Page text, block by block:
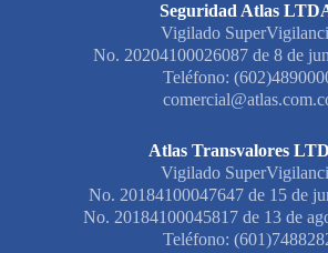
Seguridad Atlas
Vigilado
No. 20204100026087 de 8 de
Teléfono:
Atlas Transvalores
Vigilado
No. 20184100047647 de 15 de
No. 20184100045817 de 13 de
Teléfono: